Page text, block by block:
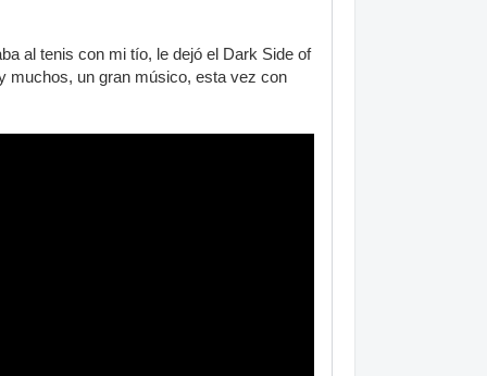
al tenis con mi tío, le dejó el Dark Side of
muchos, un gran músico, esta vez con